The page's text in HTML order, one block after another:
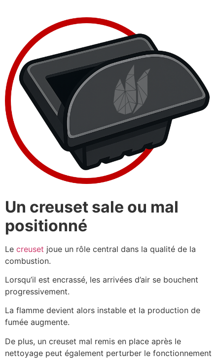
Un creuset sale ou mal
positionné
Le creuset joue un rôle central dans la qualité de la
combustion.
Lorsqu’il est encrassé, les arrivées d’air se bouchent
progressivement.
La flamme devient alors instable et la production de
fumée augmente.
De plus, un creuset mal remis en place après le
nettoyage peut également perturber le fonctionnement